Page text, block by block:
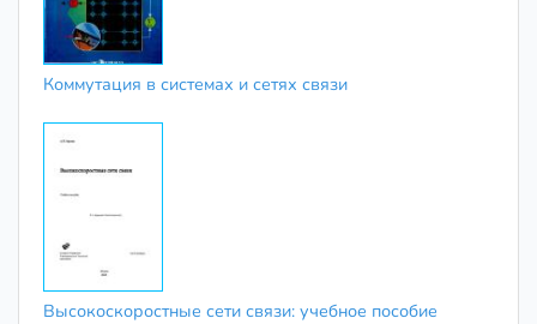
Коммутация в системах и сетях связи
Высокоскоростные сети связи: учебное пособие